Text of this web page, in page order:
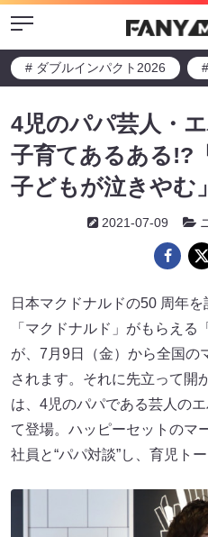
Menu
# ダブルインパクト2026
4児のパパ芸人・
子育てあるある!?
子どもが泣きやむ」
2021-07-09
日本マクドナルドの50 周年
「マクドナルド」がもらえる
が、7月9日（金）から全国の
されます。それに先立って開
は、4児のパパである芸人の
て登場。ハッピーセットのマ
社員と“パパ対談”し、育児ト